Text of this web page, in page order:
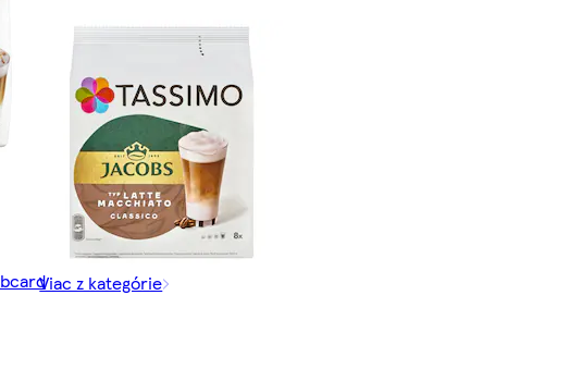
Viac z kategórie